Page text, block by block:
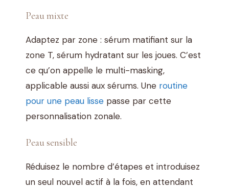
Peau mixte
Adaptez par zone : sérum matifiant sur la
zone T, sérum hydratant sur les joues. C’est
ce qu’on appelle le multi-masking,
applicable aussi aux sérums. Une routine
pour une peau lisse passe par cette
personnalisation zonale.
Peau sensible
Réduisez le nombre d’étapes et introduisez
un seul nouvel actif à la fois, en attendant